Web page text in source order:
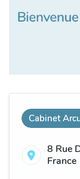
Cabinet
8 Rue
France